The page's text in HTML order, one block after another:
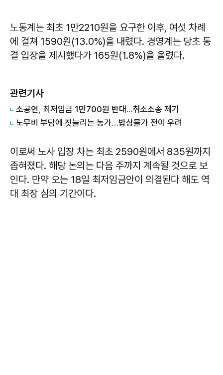
노동계는 최초 1만2210원을 요구한 이후, 여섯 차례
에 걸쳐 1590원(13.0%)을 내렸다. 경영계는 당초 동
결 입장을 제시했다가 165원(1.8%)을 올렸다.
관련기사
소공연, 최저임금 1만700원 반대...취소소송 제기
노무비 부담에 짓눌리는 농가…밥상물가 전이 우려
이로써 노사 입장 차는 최초 2590원에서 835원까지
좁혀졌다. 해당 논의는 다음 주까지 계속될 것으로 보
인다. 만약 오는 18일 최저임금안이 의결된다 해도 역
대 최장 심의 기간이다.